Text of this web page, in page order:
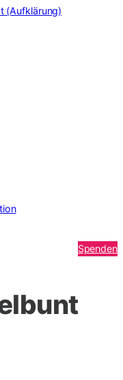
(Aufklärung)
Spenden